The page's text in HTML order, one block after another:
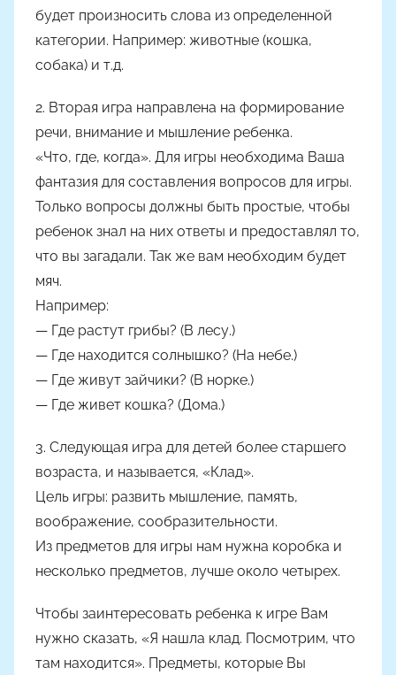
будет произносить слова из определенной
категории. Например: животные (кошка,
собака) и т.д.
2. Вторая игра направлена на формирование
речи, внимание и мышление ребенка.
«Что, где, когда». Для игры необходима Ваша
фантазия для составления вопросов для игры.
Только вопросы должны быть простые, чтобы
ребенок знал на них ответы и предоставлял то,
что вы загадали. Так же вам необходим будет
мяч.
Например:
— Где растут грибы? (В лесу.)
— Где находится солнышко? (На небе.)
— Где живут зайчики? (В норке.)
— Где живет кошка? (Дома.)
3. Следующая игра для детей более старшего
возраста, и называется, «Клад».
Цель игры: развить мышление, память,
воображение, сообразительности.
Из предметов для игры нам нужна коробка и
несколько предметов, лучше около четырех.
Чтобы заинтересовать ребенка к игре Вам
нужно сказать, «Я нашла клад. Посмотрим, что
там находится». Предметы, которые Вы